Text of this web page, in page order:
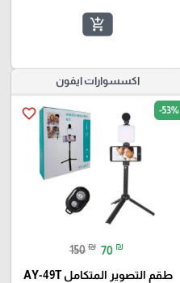
add_shopping_cart
اكسسوارات ايفون
favorite_border -53%
150 ₪ 70 ₪
طقم التصوير المتكامل AY-49T